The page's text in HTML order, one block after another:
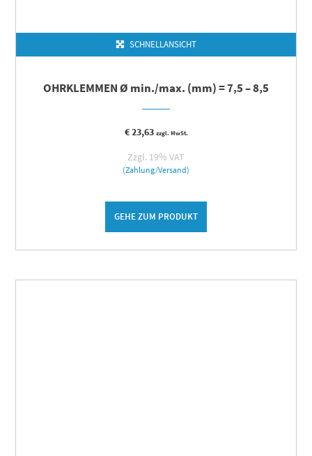
SCHNELLANSICHT
OHRKLEMMEN Ø min./max. (mm) = 7,5 – 8,5
€23,63 zzgl. MwSt.
Zzgl. 19% VAT
(Zahlung/Versand)
GEHE ZUM PRODUKT